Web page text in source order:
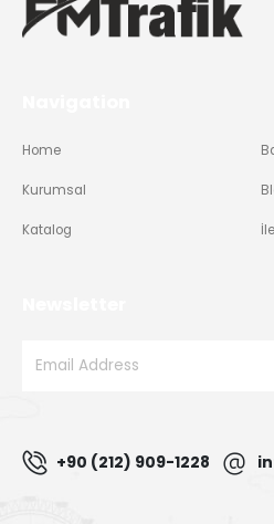
Home
Kurumsal
Katalog
+90 (212) 909-1228